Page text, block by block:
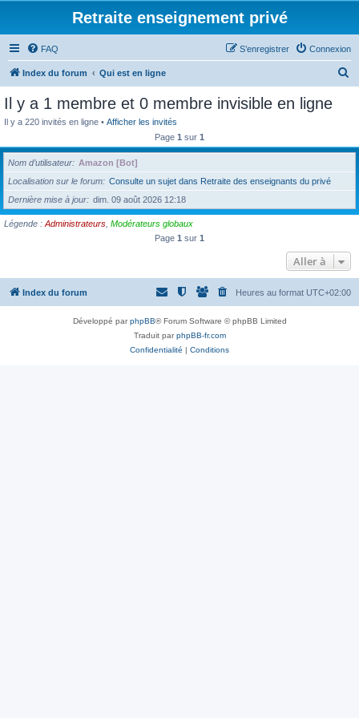
Retraite enseignement privé
FAQ Connexion
S’enregistrer
Index du forum Qui est en ligne
e
h
Il y a 1 membre et 0 membre invisible en ligne
Il y a 220 invités en ligne • Afficher les invités
Page 1 sur 1
Nom d’utilisateur
Amazon [Bot]
Localisation sur le forum
Consulte un sujet dans Retraite des enseignants du privé
Dernière mise à jour
dim. 09 août 2026 12:18
Légende : Administrateurs Modérateurs globaux
Page 1 sur 1
Aller à
Index du forum Heures au format UTC+02:00
Développé parphpBB® Forum Software © phpBB Limited
Traduit parphpBB-fr.com
Confidentialité | Conditions